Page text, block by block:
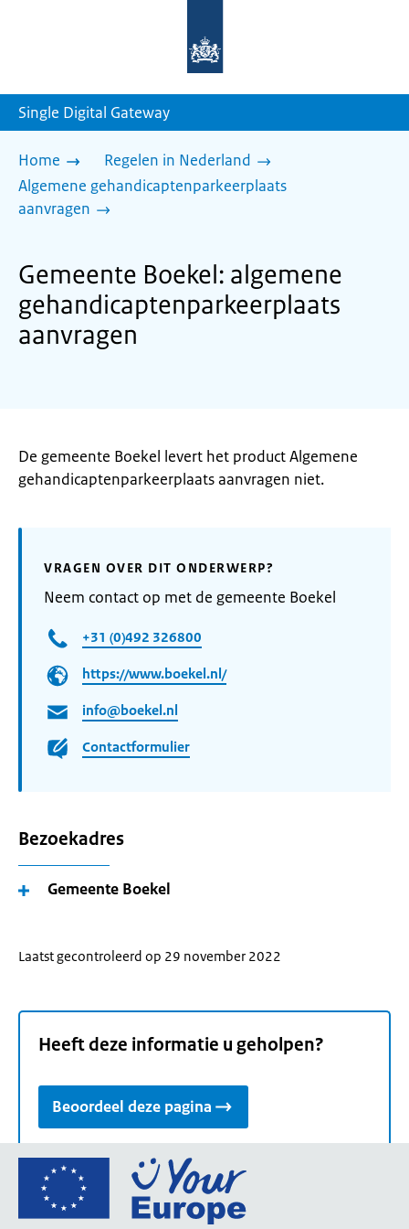
homepage
Single Digital Gateway
Home
Regelen in Nederland
Algemene gehandicaptenparkeerplaats
aanvragen
Gemeente Boekel: algemene
gehandicaptenparkeerplaats
aanvragen
De gemeente Boekel levert het product Algemene
gehandicaptenparkeerplaats aanvragen niet.
VRAGEN OVER DIT ONDERWERP?
Neem contact op met de gemeente Boekel
+31 (0)492 326800
https://www.boekel.nl/
info@boekel.nl
Contactformulier
Bezoekadres
Gemeente Boekel
Laatst gecontroleerd op 29 november 2022
Heeft deze informatie u geholpen?
Beoordeel deze pagina
Ga
de